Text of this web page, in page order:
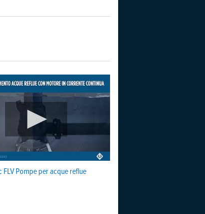
FLV Pompe per acque reflue